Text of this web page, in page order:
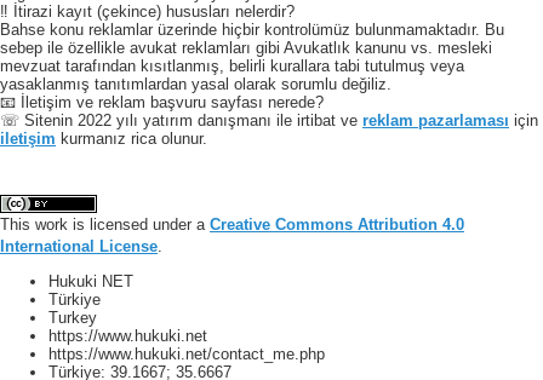
‼️ İtirazi kayıt (çekince) hususları nelerdir?
Bahse konu reklamlar üzerinde hiçbir kontrolümüz bulunmamaktadır. Bu
sebep ile özellikle avukat reklamları gibi Avukatlık kanunu vs. mesleki
mevzuat tarafından kısıtlanmış, belirli kurallara tabi tutulmuş veya
yasaklanmış tanıtımlardan yasal olarak sorumlu değiliz.
📧 İletişim ve reklam başvuru sayfası nerede?
☏ Sitenin 2022 yılı yatırım danışmanı ile irtibat ve reklam pazarlaması için
iletişim kurmanız rica olunur.
This work is licensed under a Creative Commons Attribution 4.0
International License.
Hukuki NET
Türkiye
Turkey
https://www.hukuki.net
https://www.hukuki.net/contact_me.php
Türkiye: 39.1667; 35.6667